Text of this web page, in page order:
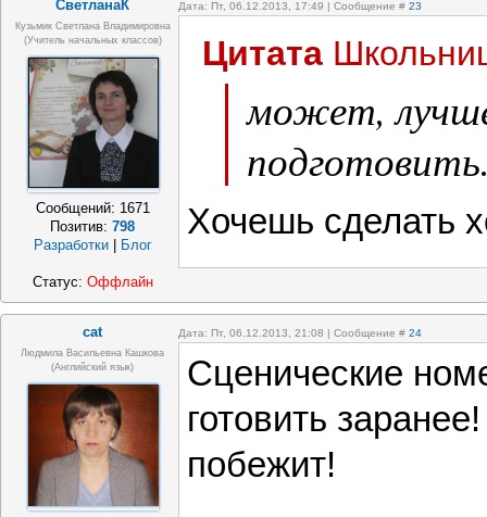
СветланаК Дата: Пт, 06.12.2013, 17:49 | Сообщение # 23
Кузьмик Светлана Владимировна
(учитель начальных классов)
Сообщений: 1671
Позитив:798
Разработки
Блог
Цитата
может,
Хочешь сделать
Статус: Оффлайн
cat Дата: Пт, 06.12.2013, 21:08 | Сообщение # 24
Людмила Васильевна Кашкова
(Английский язык)
Сценические
готовить
побежит!